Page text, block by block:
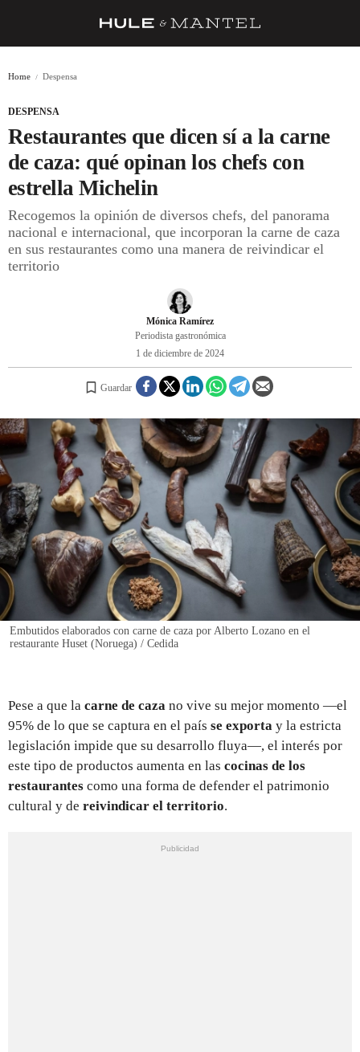
BARRAS Y ESTRELLAS
DÓNDE COMER
ÍDOLOS DE MESAS
CUADERNO DE VIAJE
INICIAR SESIÓN
Home Despensa
DESPENSA
Restaurantes que dicen sí a la carne
de caza: qué opinan los chefs con
estrella Michelin
Recogemos la opinión de diversos chefs, del panorama
nacional e internacional, que incorporan la carne de caza
en sus restaurantes como una manera de reivindicar el
territorio
Mónica Ramírez
Periodista gastronómica
1 de diciembre de 2024
Guardar
Embutidos elaborados con carne de caza por Alberto Lozano en el
restaurante Huset (Noruega) / Cedida
Pese a que la carne de caza no vive su mejor momento —el
95% de lo que se captura en el país se exporta y la estricta
legislación impide que su desarrollo fluya—, el interés por
este tipo de productos aumenta en las cocinas de los
restaurantes como una forma de defender el patrimonio
cultural y de reivindicar el territorio.